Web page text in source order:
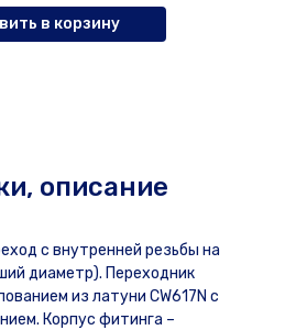
в корзину
описание
с внутренней резьбы на
диаметр). Переходник
из латуни CW617N с
Корпус фитинга –